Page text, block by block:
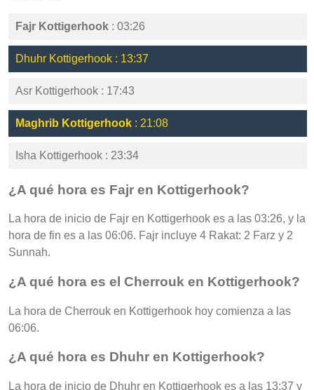
Fajr Kottigerhook : 03:26
Dhuhr Kottigerhook : 13:37
Asr Kottigerhook : 17:43
Maghrib Kottigerhook : 21:08
Isha Kottigerhook : 23:34
¿A qué hora es Fajr en Kottigerhook?
La hora de inicio de Fajr en Kottigerhook es a las 03:26, y la
hora de fin es a las 06:06. Fajr incluye 4 Rakat: 2 Farz y 2
Sunnah.
¿A qué hora es el Cherrouk en Kottigerhook?
La hora de Cherrouk en Kottigerhook hoy comienza a las
06:06.
¿A qué hora es Dhuhr en Kottigerhook?
La hora de inicio de Dhuhr en Kottigerhook es a las 13:37 y